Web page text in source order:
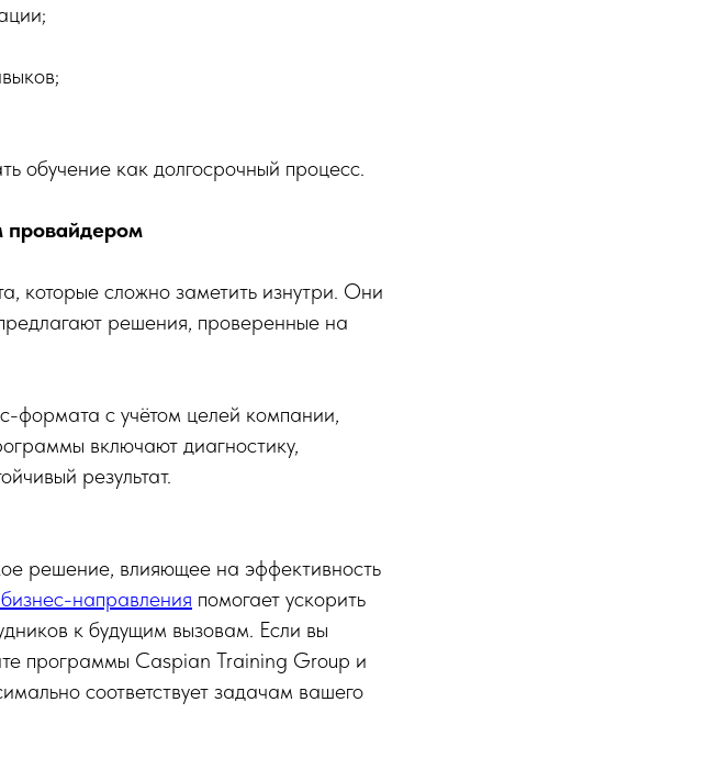
обучение как долгосрочный процесс.
провайдером
которые сложно заметить изнутри. Они
решения, проверенные на
формата с учётом целей компании,
включают диагностику,
результат.
решение, влияющее на эффективность
направления помогает ускорить
к будущим вызовам. Если вы
программы Caspian Training Group и
соответствует задачам вашего